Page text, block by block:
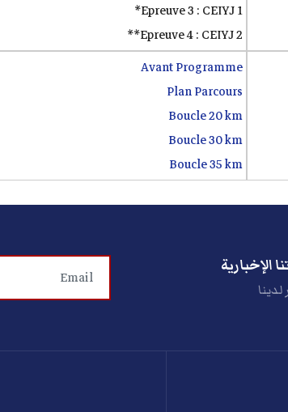
Epreuve 3 : CEIYJ 1*
Epreuve 4 : CEIYJ 2**
Avant Programme
Plan Parcours
Boucle 20 km
Boucle 30 km
Boucle 35 km
الإخبارية